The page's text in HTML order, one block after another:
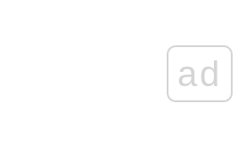
ad